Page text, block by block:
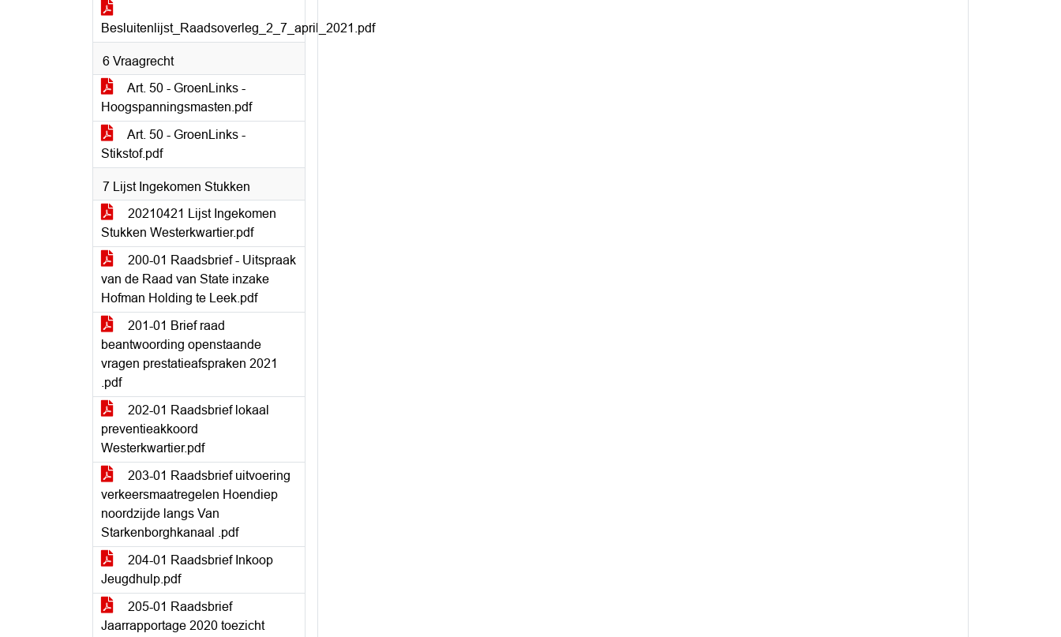
Besluitenlijst_Raadsoverleg_2_7_april_2021.pdf
6 Vraagrecht
Art. 50 - GroenLinks -
Hoogspanningsmasten.pdf
Art. 50 - GroenLinks -
Stikstof.pdf
7 Lijst Ingekomen Stukken
20210421 Lijst Ingekomen
Stukken Westerkwartier.pdf
200-01 Raadsbrief - Uitspraak
van de Raad van State inzake
Hofman Holding te Leek.pdf
201-01 Brief raad
beantwoording openstaande
vragen prestatieafspraken 2021
.pdf
202-01 Raadsbrief lokaal
preventieakkoord
Westerkwartier.pdf
203-01 Raadsbrief uitvoering
verkeersmaatregelen Hoendiep
noordzijde langs Van
Starkenborghkanaal .pdf
204-01 Raadsbrief Inkoop
Jeugdhulp.pdf
205-01 Raadsbrief
Jaarrapportage 2020 toezicht